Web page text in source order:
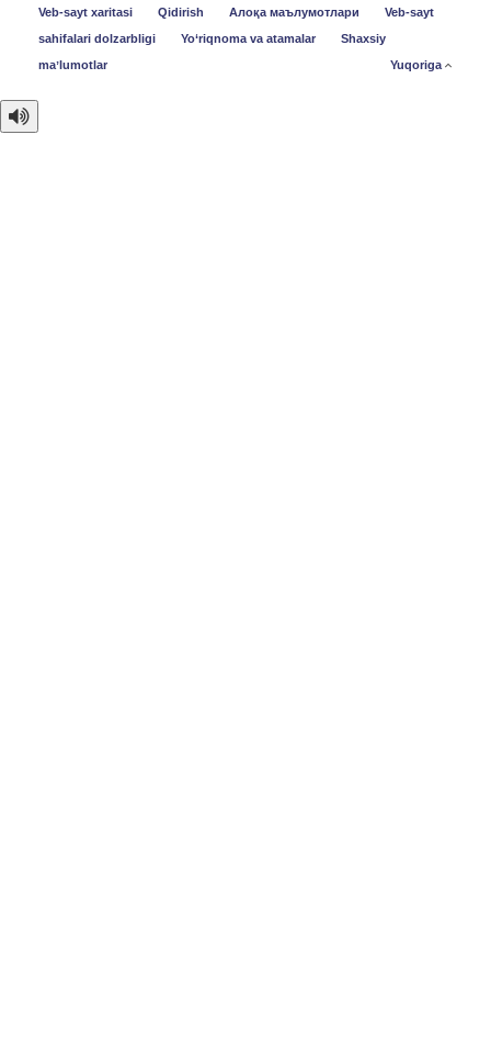
Veb-sayt xaritasi Qidirish Алоқа маълумотлари
Veb-sayt
sahifalari dolzarbligi
Yo‘riqnoma va atamalar
Shaxsiy
maʼlumotlar
Yuqoriga